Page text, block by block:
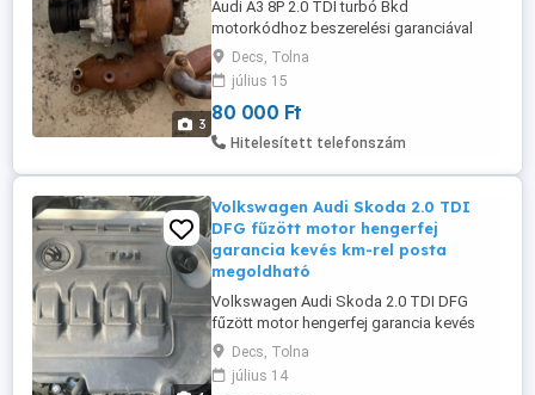
3
Audi A3 8P 2.0 TDI turbó Bkd
motorkódhoz beszerelési garanciával
03G253019
Decs, Tolna
július 15
80 000 Ft
Hitelesített telefonszám
Volkswagen Audi Skoda 2.0 TDI
DFG fűzött motor hengerfej
garancia kevés km-rel posta
megoldható
Volkswagen Audi Skoda 2.0 TDI DFG
fűzött motor hengerfej garancia kevés
km-rel posta megoldható
Decs, Tolna
július 14